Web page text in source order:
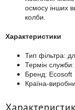
осмосу інших
колби.
Характеристики
Тип фільтра:
Термін
Бренд: Ecosoft
Країна-